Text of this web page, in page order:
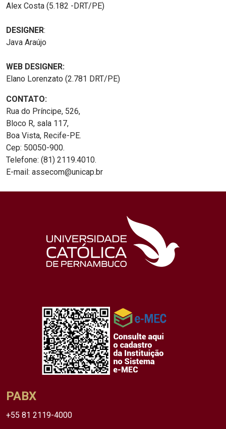
Alex Costa (5.182 -DRT/PE)
DESIGNER:
Java Araújo
WEB DESIGNER:
Elano Lorenzato (2.781 DRT/PE)
CONTATO:
Rua do Príncipe, 526,
Bloco R, sala 117,
Boa Vista, Recife-PE.
Cep: 50050-900.
Telefone: (81) 2119.4010.
E-mail: assecom@unicap.br
PABX
+55 81 2119-4000